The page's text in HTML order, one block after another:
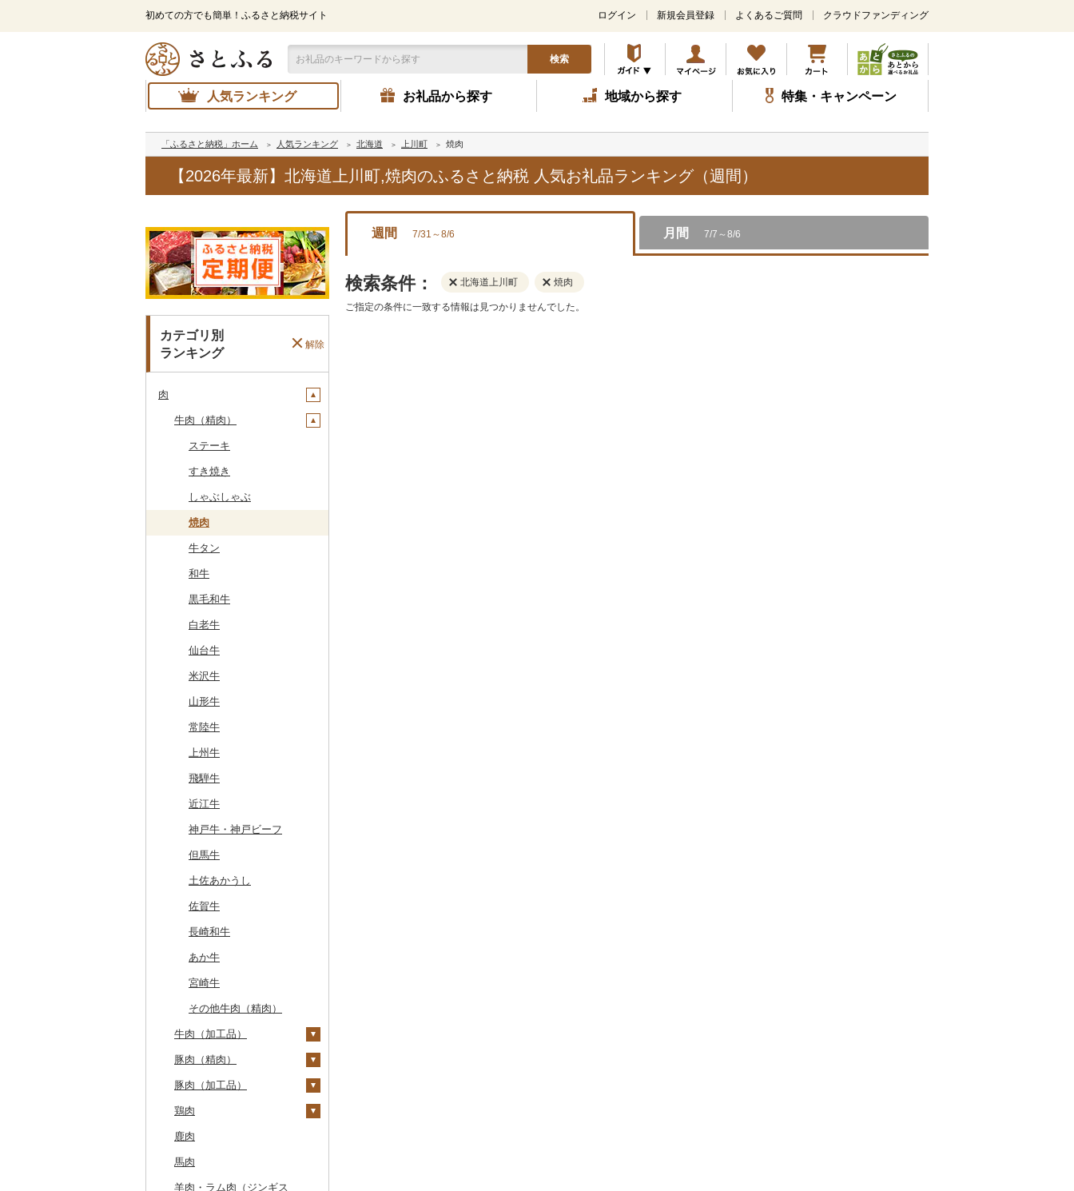
初めての方でも簡単！ふるさと納税サイト
メ
ン
コ
ン
テ
ツ
ッ
プ
ログイン 新規会員登録 よくあるご質問 クラウドファンディング
検索
人気ランキング お礼品から探す 地域から探す 特集・キャンペーン
「ふるさと納税」ホーム 人気ランキング 北海道 上川町 焼肉
【2026年最新】北海道上川町,焼肉のふるさと納税 人気お礼品ランキング（週間）
カテゴリ別
ランキング
解除
肉
牛肉（精肉）
ステーキ
すき焼き
しゃぶしゃぶ
焼肉
牛タン
和牛
黒毛和牛
白老牛
仙台牛
米沢牛
山形牛
常陸牛
上州牛
飛騨牛
近江牛
神戸牛・神戸ビーフ
但馬牛
土佐あかうし
佐賀牛
長崎和牛
あか牛
宮崎牛
その他牛肉（精肉）
牛肉（加工品）
ハンバーグ
もつ鍋
ローストビーフ
ビーフジャーキー
その他牛肉（加工品）
豚肉（精肉）
ステーキ
すき焼き
しゃぶしゃぶ
焼肉
アグー豚
豚肉（加工品）
ハンバーグ
もつ鍋
ハム
ソーセージ・ウインナ
鶏肉
鶏肉（精肉）
ハム・ソーセージ
唐揚げ
鹿肉
馬肉
羊肉・ラム肉（ジンギス
週間 7/31～8/6 月間 7/7～8/6
検索条件： 北海道上川町 焼肉
ご指定の条件に一致する情報は見つかりませんでした。